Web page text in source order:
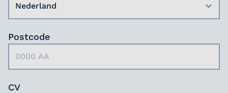
Postcode
CV